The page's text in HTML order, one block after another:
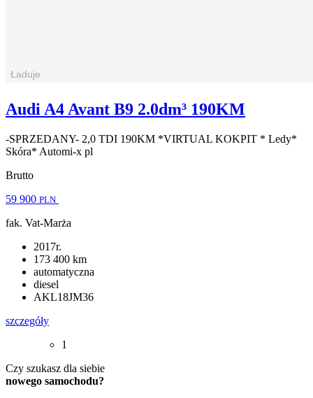
Audi A4 Avant B9 2.0dm³ 190KM
-SPRZEDANY- 2,0 TDI 190KM *VIRTUAL KOKPIT * Ledy*
Skóra* Automi-x pl
Brutto
59 900 PLN
fak. Vat-Marża
2017r.
173 400 km
automatyczna
diesel
AKL18JM36
szczegóły
1
Czy szukasz dla siebie
nowego samochodu?